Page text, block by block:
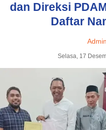
dan Direksi
Daftar
Selasa, 17